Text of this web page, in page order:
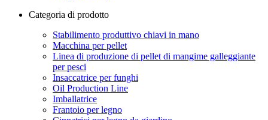
Categoria di prodotto
Stabilimento produttivo chiavi in ​​mano
Macchina per pellet
Linea di produzione di pellet di mangime galleggiante
per pesci
Insaccatrice per funghi
Oil Production Line
Imballatrice
Frantoio per legno